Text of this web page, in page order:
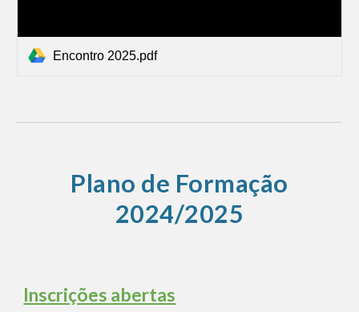
Encontro 2025.pdf
Plano de Formação
2024/2025
Inscrições abertas